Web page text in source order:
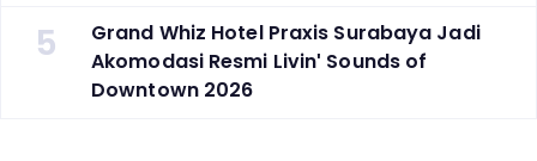
5
Grand Whiz Hotel Praxis Surabaya Jadi
Akomodasi Resmi Livin' Sounds of
Downtown 2026